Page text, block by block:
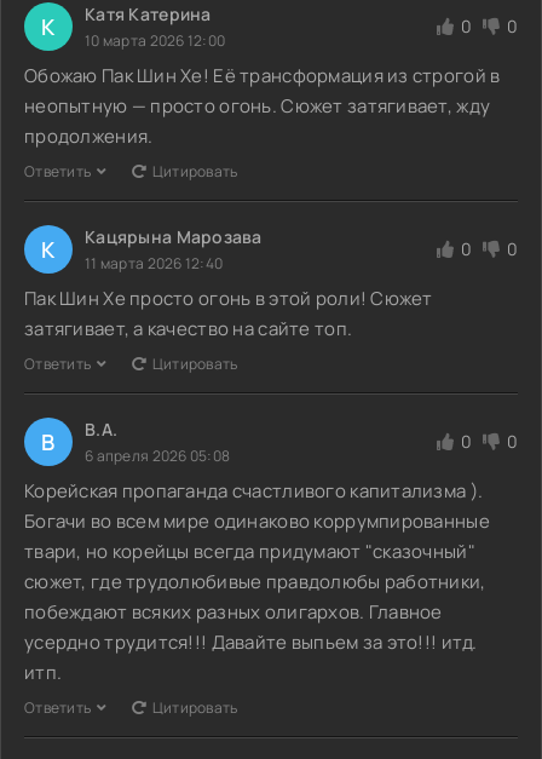
К Катя Катерина
10 марта 2026 12:00
0 0
Обожаю Пак Шин Хе! Её трансформация из строгой в
неопытную — просто огонь. Сюжет затягивает, жду
продолжения.
Ответить Цитировать
К Кацярына Марозава
11 марта 2026 12:40
0 0
Пак Шин Хе просто огонь в этой роли! Сюжет
затягивает, а качество на сайте топ.
Ответить Цитировать
В В.А.
6 апреля 2026 05:08
0 0
Корейская пропаганда счастливого капитализма ).
Богачи во всем мире одинаково коррумпированные
твари, но корейцы всегда придумают "сказочный"
сюжет, где трудолюбивые правдолюбы работники,
побеждают всяких разных олигархов. Главное
усердно трудится!!! Давайте выпьем за это!!! итд.
итп.
Ответить Цитировать